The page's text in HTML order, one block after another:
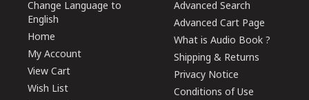
Change Language to
English
Home
My Account
View Cart
Wish List
Advanced Search
Advanced Cart Page
What is Audio Book ?
Shipping & Returns
Privacy Notice
Conditions of Use